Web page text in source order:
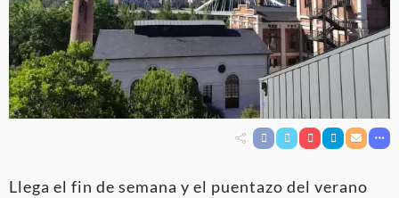
Llega el fin de semana y el puentazo del verano